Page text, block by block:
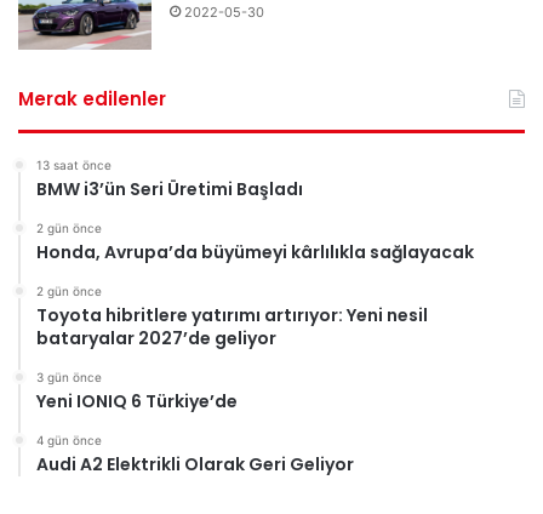
2022-05-30
Merak edilenler
13 saat önce
BMW i3’ün Seri Üretimi Başladı
2 gün önce
Honda, Avrupa’da büyümeyi kârlılıkla sağlayacak
2 gün önce
Toyota hibritlere yatırımı artırıyor: Yeni nesil
bataryalar 2027’de geliyor
3 gün önce
Yeni IONIQ 6 Türkiye’de
4 gün önce
Audi A2 Elektrikli Olarak Geri Geliyor